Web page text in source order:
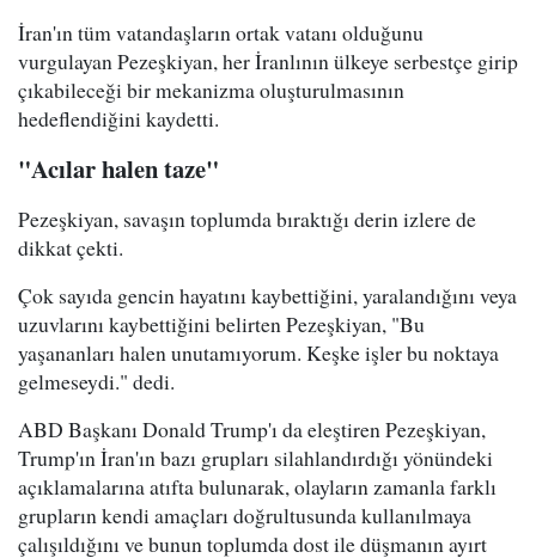
İran'ın tüm vatandaşların ortak vatanı olduğunu
vurgulayan Pezeşkiyan, her İranlının ülkeye serbestçe girip
çıkabileceği bir mekanizma oluşturulmasının
hedeflendiğini kaydetti.
"Acılar halen taze"
Pezeşkiyan, savaşın toplumda bıraktığı derin izlere de
dikkat çekti.
Çok sayıda gencin hayatını kaybettiğini, yaralandığını veya
uzuvlarını kaybettiğini belirten Pezeşkiyan, "Bu
yaşananları halen unutamıyorum. Keşke işler bu noktaya
gelmeseydi." dedi.
ABD Başkanı Donald Trump'ı da eleştiren Pezeşkiyan,
Trump'ın İran'ın bazı grupları silahlandırdığı yönündeki
açıklamalarına atıfta bulunarak, olayların zamanla farklı
grupların kendi amaçları doğrultusunda kullanılmaya
çalışıldığını ve bunun toplumda dost ile düşmanın ayırt